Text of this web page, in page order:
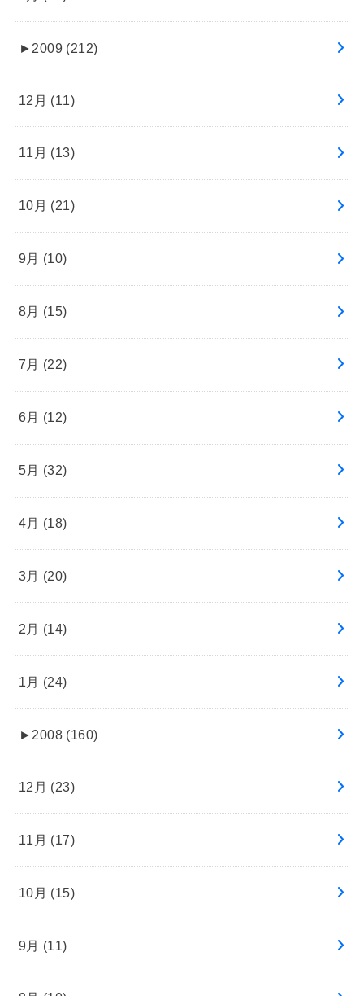
► 2009 (212)
12月 (11)
11月 (13)
10月 (21)
9月 (10)
8月 (15)
7月 (22)
6月 (12)
5月 (32)
4月 (18)
3月 (20)
2月 (14)
1月 (24)
► 2008 (160)
12月 (23)
11月 (17)
10月 (15)
9月 (11)